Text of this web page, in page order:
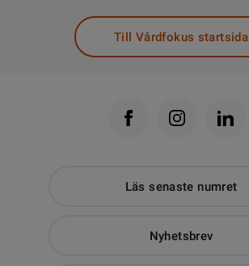
Till Vårdfokus startsida
Läs senaste numret
Nyhetsbrev